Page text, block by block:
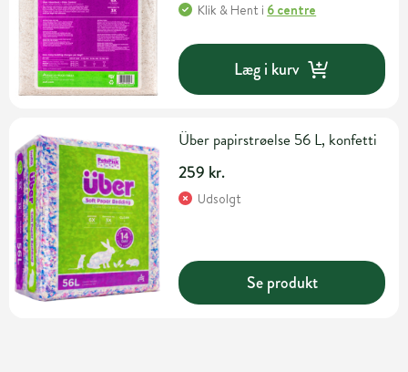
Klik & Hent i 6 centre
Læg i kurv
Über papirstrøelse 56 L, konfetti
259 kr.
Udsolgt
Se produkt